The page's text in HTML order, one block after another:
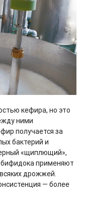
кефира, но это
ними
получается за
бактерий и
«щиплющий»,
бифидока применяют
дрожжей.
— более